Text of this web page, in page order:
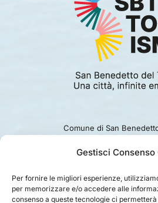
Gestisci Consenso
Per fornire le migliori esperienze,
per memorizzare e/o accedere alle
consenso a queste tecnologie ci
Comune di San
Ufficio turismo:
PRIVACY |COOKIE | LEGAL